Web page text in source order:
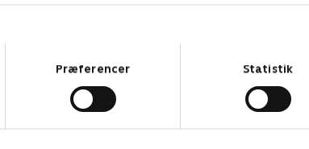
Præferencer Statistik